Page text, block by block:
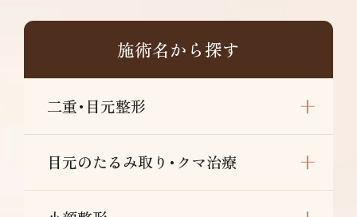
施術名から探す
二重･目元整形
目元のたるみ取り･クマ治療